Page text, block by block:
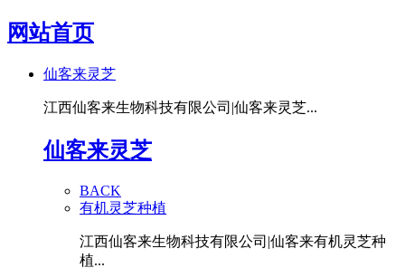
网站首页
仙客来灵芝
江西仙客来生物科技有限公司|仙客来灵芝...
仙客来灵芝
BACK
有机灵芝种植
江西仙客来生物科技有限公司|仙客来有机灵芝种
植...